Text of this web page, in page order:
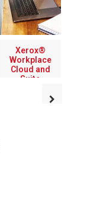
Xerox®
Workplace
Cloud and
Suite